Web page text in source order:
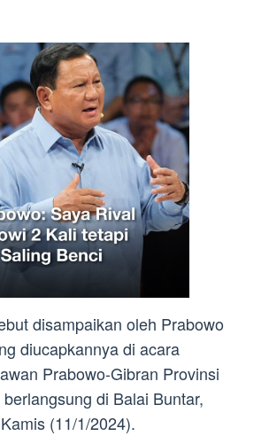
disampaikan oleh Prabowo
diucapkannya di acara
Prabowo-Gibran Provinsi
berlangsung di Balai Buntar,
(11/1/2024).